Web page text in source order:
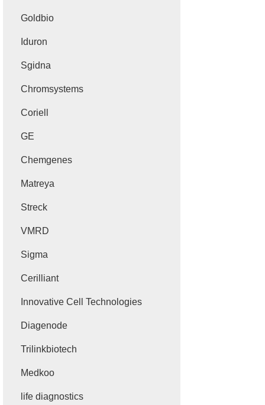
Goldbio
Iduron
Sgidna
Chromsystems
Coriell
GE
Chemgenes
Matreya
Streck
VMRD
Sigma
Cerilliant
Innovative Cell Technologies
Diagenode
Trilinkbiotech
Medkoo
life diagnostics